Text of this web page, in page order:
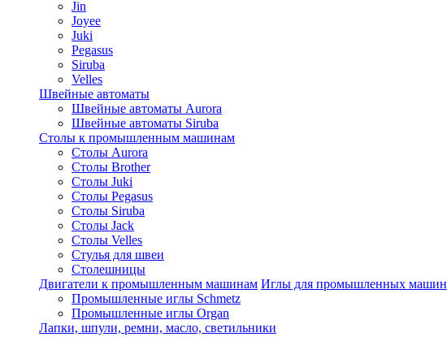
Jin
Joyee
Juki
Pegasus
Siruba
Velles
Швейные автоматы
Швейные автоматы Aurora
Швейные автоматы Siruba
Столы к промышленным машинам
Столы Aurora
Столы Brother
Столы Juki
Столы Pegasus
Столы Siruba
Столы Jack
Столы Velles
Стулья для швеи
Столешницы
Двигатели к промышленным машинам Иглы для промышленных машин
Промышленные иглы Schmetz
Промышленные иглы Organ
Лапки, шпули, ремни, масло, светильники